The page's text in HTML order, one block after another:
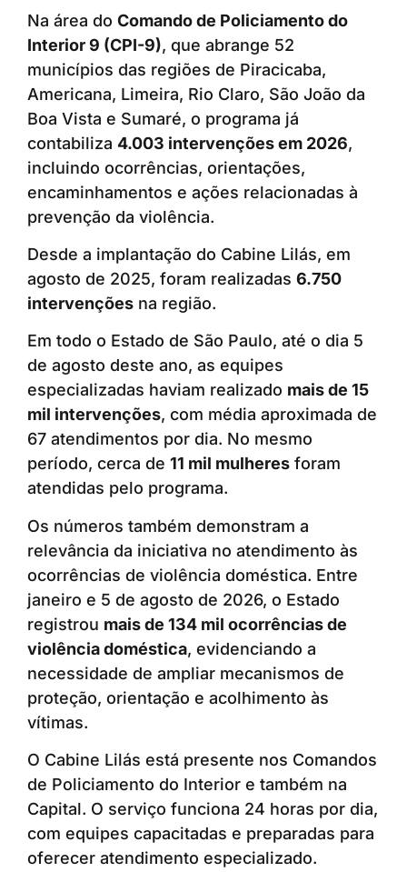
Na área do Comando de Policiamento do
Interior 9 (CPI-9), que abrange 52
municípios das regiões de Piracicaba,
Americana, Limeira, Rio Claro, São João da
Boa Vista e Sumaré, o programa já
contabiliza 4.003 intervenções em 2026,
incluindo ocorrências, orientações,
encaminhamentos e ações relacionadas à
prevenção da violência.
Desde a implantação do Cabine Lilás, em
agosto de 2025, foram realizadas 6.750
intervenções na região.
Em todo o Estado de São Paulo, até o dia 5
de agosto deste ano, as equipes
especializadas haviam realizado mais de 15
mil intervenções, com média aproximada de
67 atendimentos por dia. No mesmo
período, cerca de 11 mil mulheres foram
atendidas pelo programa.
Os números também demonstram a
relevância da iniciativa no atendimento às
ocorrências de violência doméstica. Entre
janeiro e 5 de agosto de 2026, o Estado
registrou mais de 134 mil ocorrências de
violência doméstica, evidenciando a
necessidade de ampliar mecanismos de
proteção, orientação e acolhimento às
vítimas.
O Cabine Lilás está presente nos Comandos
de Policiamento do Interior e também na
Capital. O serviço funciona 24 horas por dia,
com equipes capacitadas e preparadas para
oferecer atendimento especializado.